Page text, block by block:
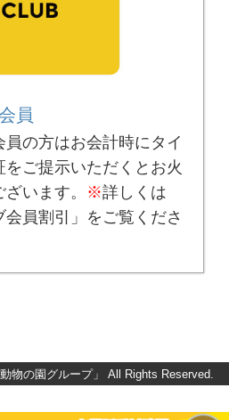
員
員の方はお会計時にタイ
をご提示いただくとお火
います。 ※詳しくは
会員割引」をご覧くださ
物の園グループ」 All Rights Reserved.